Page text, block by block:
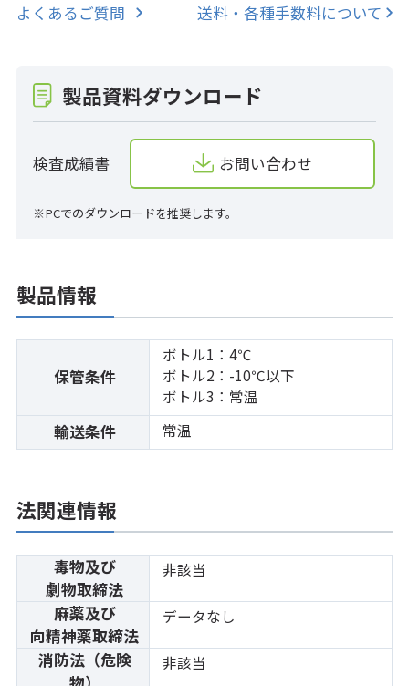
よくあるご質問 送料・各種手数料について
製品資料ダウンロード
検査成績書 お問い合わせ
※PCでのダウンロードを推奨します。
製品情報
保管条件
ボトル1：4℃
ボトル2：-10℃以下
ボトル3：常温
輸送条件 常温
法関連情報
毒物及び
劇物取締法
非該当
麻薬及び
向精神薬取締法
データなし
消防法（危険
非該当